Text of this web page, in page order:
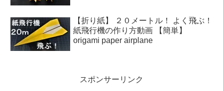
【折り紙】 ２０メートル！ よく飛ぶ！
紙飛行機の作り方動画 【簡単】
origami paper airplane
スポンサーリンク